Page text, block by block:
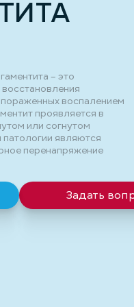
– это
воспалением
проявляется в
или согнутом
являются
перенапряжение
Задать